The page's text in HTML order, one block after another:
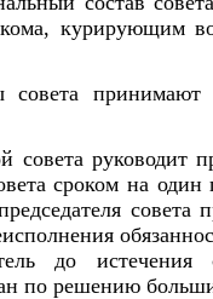
курирующим
принимают
совета руководит
сроком на
совета
до
по решению